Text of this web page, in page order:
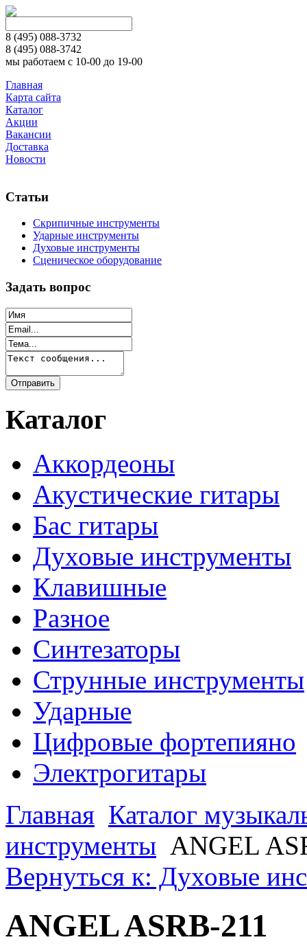
8 (495) 088-3732
8 (495) 088-3742
мы работаем с 10-00 до 19-00
Главная
Карта сайта
Каталог
Акции
Вакансии
Доставка
Новости
Статьи
Скрипичные инструменты
Ударные инструменты
Духовые инструменты
Сценическое оборудование
Задать вопрос
Каталог
Аккордеоны
Акустические гитары
Бас гитары
Духовые инструменты
Клавишные
Разное
Синтезаторы
Струнные инструменты
Ударные
Цифровые фортепияно
Электрогитары
Главная Каталог
инструменты ANGEL
Вернуться к: Духовые
ANGEL ASRB-211